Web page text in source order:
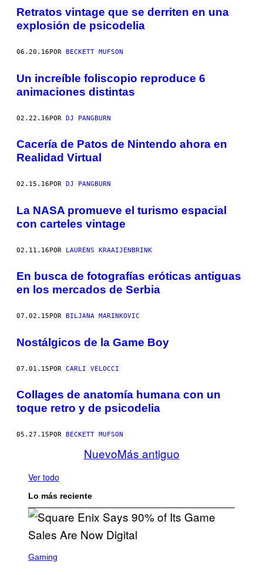
Retratos vintage que se derriten en una
explosión de psicodelia
06.20.16 POR BECKETT MUFSON
Un increíble foliscopio reproduce 6
animaciones distintas
02.22.16POR DJ PANGBURN
Cacería de Patos de Nintendo ahora en
Realidad Virtual
02.15.16 POR DJ PANGBURN
La NASA promueve el turismo espacial
con carteles vintage
02.11.16POR LAURENS KRAAIJENBRINK
En busca de fotografías eróticas antiguas
en los mercados de Serbia
07.02.15 POR BILJANA MARINKOVIC
Nostálgicos de la Game Boy
07.01.15POR CARLI VELOCCI
Collages de anatomía humana con un
toque retro y de psicodelia
05.27.15 POR BECKETT MUFSON
NuevoMás antiguo
Ver todo
Lo más reciente
C
Gaming